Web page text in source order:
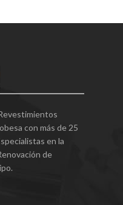
con más de 25
en la
de